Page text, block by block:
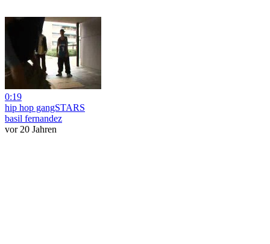
0:19
hip hop gangSTARS
basil fernandez
vor 20 Jahren